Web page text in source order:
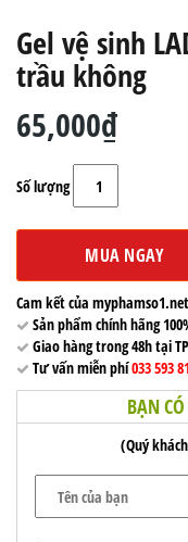
Gel vệ sinh
trầu không
65,000₫
Số lượng
MUA NGAY
Cam kết của myphamso1.net
Sản phẩm chính hãng
Giao hàng trong 48h tại
Tư vấn miễn phí033 593
BẠN
(Quý